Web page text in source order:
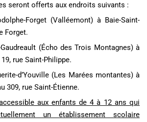
seront offerts aux endroits suivants :
Forget (Valléemont) à Baie-Saint-
Forget.
(Écho des Trois Montagnes) à
rue Saint-Philippe.
d’Youville (Les Marées montantes) à
309, rue Saint-Étienne.
aux enfants de 4 à 12 ans qui
un établissement scolaire